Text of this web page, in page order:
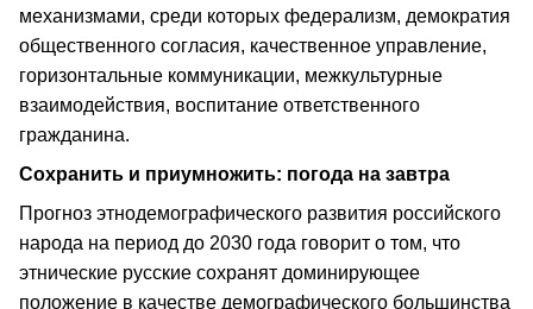
механизмами, среди которых федерализм, демократия
общественного согласия, качественное управление,
горизонтальные коммуникации, межкультурные
взаимодействия, воспитание ответственного
гражданина.
Сохранить и приумножить: погода на завтра
Прогноз этнодемографического развития российского
народа на период до 2030 года говорит о том, что
этнические русские сохранят доминирующее
положение в качестве демографического большинства